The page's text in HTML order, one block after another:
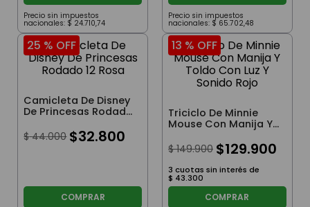
Precio sin impuestos
nacionales: $ 24.710,74
Precio sin impuestos
nacionales: $ 65.702,48
25 % OFF
Camicleta De Disney
De Princesas Rodado
$ 44.000 $32.800
COMPRAR
13 % OFF
Triciclo De Minnie
Mouse Con Manija Y
Sonido Rojo
$ 149.900 $129.900
3 cuotas sin interés de
$ 43.300
COMPRAR